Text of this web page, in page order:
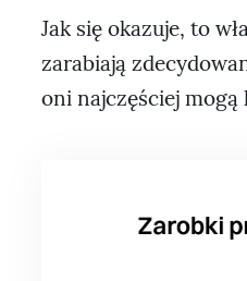
Jak się okazuje, to
zarabiają
oni najczęściej mogą